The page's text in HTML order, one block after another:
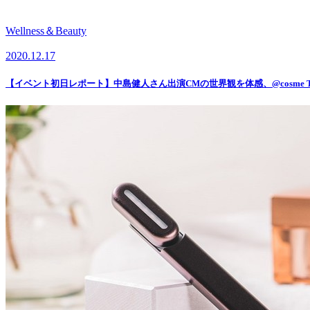
Wellness＆Beauty
2020.12.17
【イベント初日レポート】中島健人さん出演CMの世界観を体感、